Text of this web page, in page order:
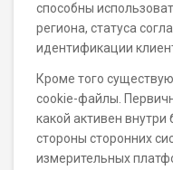
способны
региона, статуса
идентификации
Кроме того
cookie-файлы.
какой активен
стороны сторонних
измерительных